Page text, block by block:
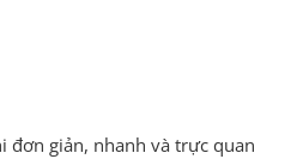
đơn giản, nhanh và trực quan